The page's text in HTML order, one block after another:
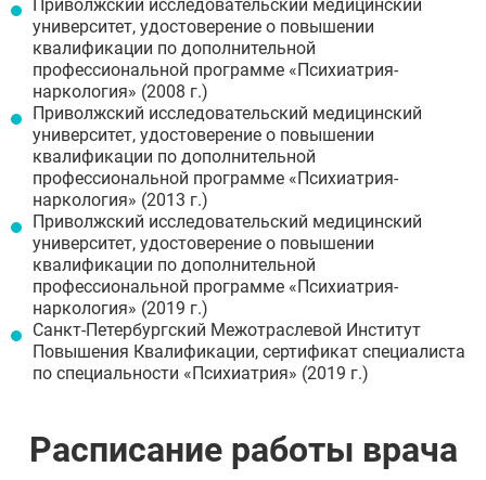
Приволжский исследовательский медицинский
университет, удостоверение о повышении
квалификации по дополнительной
профессиональной программе «Психиатрия-
наркология» (2008 г.)
Приволжский исследовательский медицинский
университет, удостоверение о повышении
квалификации по дополнительной
профессиональной программе «Психиатрия-
наркология» (2013 г.)
Приволжский исследовательский медицинский
университет, удостоверение о повышении
квалификации по дополнительной
профессиональной программе «Психиатрия-
наркология» (2019 г.)
Санкт-Петербургский Межотраслевой Институт
Повышения Квалификации, сертификат специалиста
по специальности «Психиатрия» (2019 г.)
Расписание работы врача